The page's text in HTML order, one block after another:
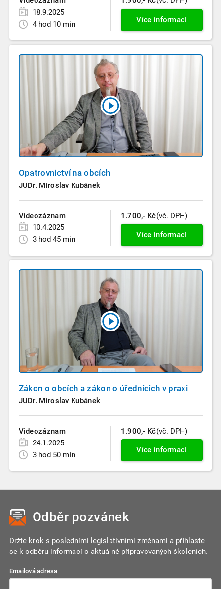
18.9.2025
4 hod 10 min
Více informací
Opatrovnictví na obcích
JUDr. Miroslav Kubánek
Videozáznam
10.4.2025
3 hod 45 min
1.700,- Kč(vč. DPH)
Více informací
Zákon o obcích a zákon o úřednících v praxi
JUDr. Miroslav Kubánek
Videozáznam
24.1.2025
3 hod 50 min
1.900,- Kč(vč. DPH)
Více informací
Odběr pozvánek
Držte krok s posledními legislativními změnami a přihlaste
se k odběru informací o aktuálně připravovaných školeních.
Emailová adresa